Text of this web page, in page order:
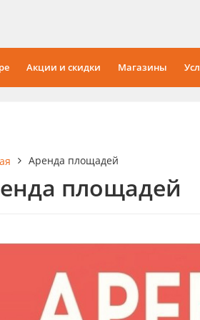
Акции и скидки Магазины
Аренда площадей
площадей